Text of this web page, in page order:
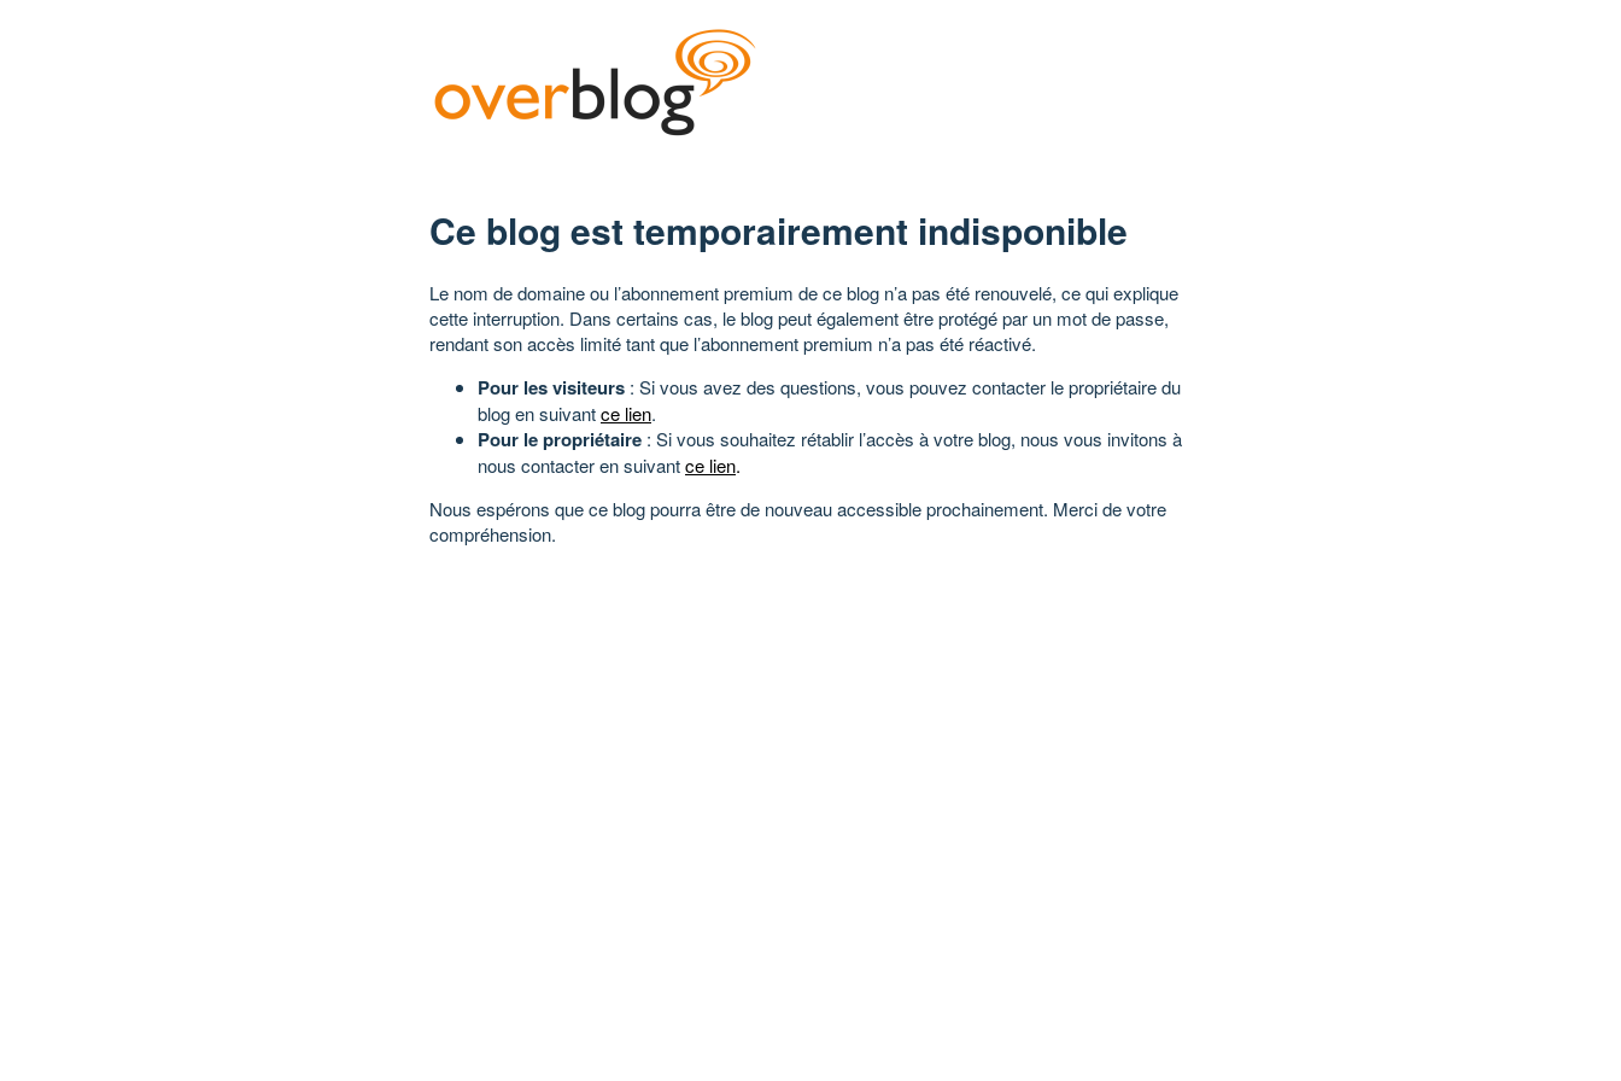
Ce blog est temporairement indisponible
Le nom de domaine ou l’abonnement premium de ce blog n’a pas été renouvelé, ce qui explique
cette interruption. Dans certains cas, le blog peut également être protégé par un mot de passe,
rendant son accès limité tant que l’abonnement premium n’a pas été réactivé.
Pour les visiteurs : Si vous avez des questions, vous pouvez contacter le propriétaire du
blog en suivantce lien.
Pour le propriétaire : Si vous souhaitez rétablir l’accès à votre blog, nous vous invitons à
nous contacter en suivantce lien.
Nous espérons que ce blog pourra être de nouveau accessible prochainement. Merci de votre
compréhension.